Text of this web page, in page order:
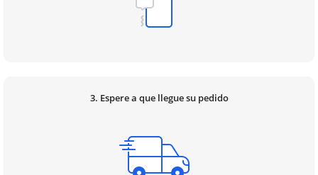
3. Espere a que llegue su pedido